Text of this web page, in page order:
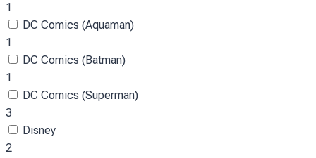
1
DC Comics (Aquaman)
1
DC Comics (Batman)
1
DC Comics (Superman)
3
Disney
2